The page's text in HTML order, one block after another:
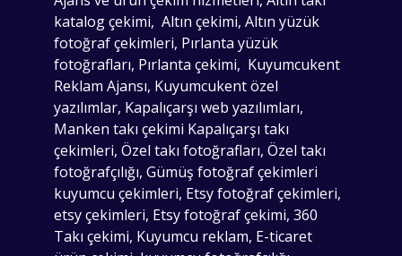
katalog çekimi, Altın çekimi, Altın yüzük
fotoğraf çekimleri, Pırlanta yüzük
fotoğrafları, Pırlanta çekimi, Kuyumcukent
Reklam Ajansı, Kuyumcukent özel
yazılımlar, Kapalıçarşı web yazılımları,
Manken takı çekimi Kapalıçarşı takı
çekimleri, Özel takı fotoğrafları, Özel takı
fotoğrafçılığı, Gümüş fotoğraf çekimleri
kuyumcu çekimleri, Etsy fotoğraf çekimleri,
etsy çekimleri, Etsy fotoğraf çekimi, 360
Takı çekimi, Kuyumcu reklam, E-ticaret